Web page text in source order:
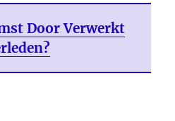
Door Verwerkt